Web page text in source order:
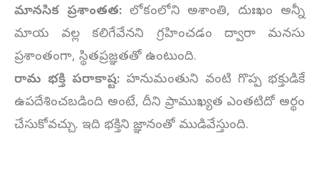
మానసిక ప్రశాంతత:లోకంలోని అశాంతి, దుఃఖం అన్నీ
మాయ వల్ల కలిగేవేనని గ్రహించడం ద్వారా మనసు
ప్రశాంతంగా, స్థితప్రజ్ఞతతో ఉంటుంది.
రామ భక్తి పరాకాష్ట: హనుమంతుని వంటి గొప్ప భక్తుడికే
ఉపదేశించబడింది అంటే, దీని ప్రాముఖ్యత ఎంతటిదో అర్థం
చేసుకోవచ్చు. ఇది భక్తిని జ్ఞానంతో ముడివేస్తుంది.